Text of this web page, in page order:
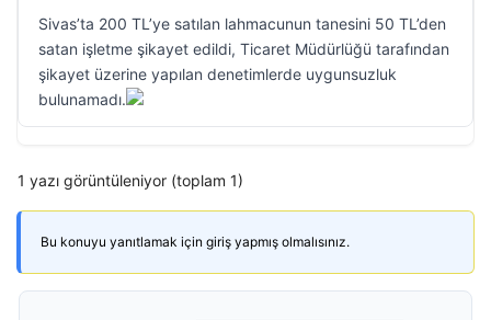
Sivas’ta 200 TL’ye satılan lahmacunun tanesini 50 TL’den
satan işletme şikayet edildi, Ticaret Müdürlüğü tarafından
şikayet üzerine yapılan denetimlerde uygunsuzluk
bulunamadı.
1 yazı görüntüleniyor (toplam 1)
Bu konuyu yanıtlamak için giriş yapmış olmalısınız.